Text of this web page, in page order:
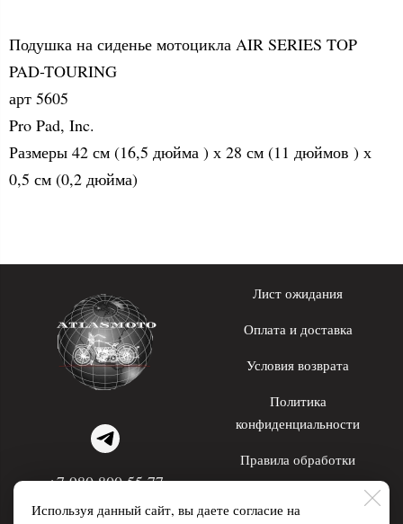
Подушка на сиденье мотоцикла AIR SERIES TOP
PAD-TOURING
арт 5605
Pro Pad, Inc.
Размеры 42 см (16,5 дюйма ) х 28 см (11 дюймов ) х
0,5 см (0,2 дюйма)
Используя данный сайт, вы даете согласие на
+7 980 800 55 77
WhatsApp; Telegram
Лист ожидания
Оплата и доставка
Условия возврата
Политика
конфиденциальности
Правила обработки
персональных данных